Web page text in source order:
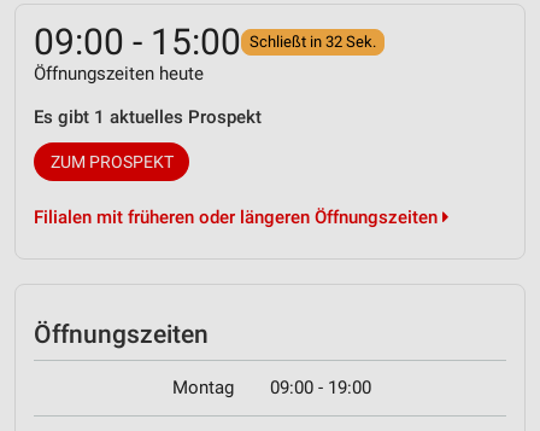
09:00 - 15:00 Schließt in 32 Sek.
Öffnungszeiten heute
Es gibt 1 aktuelles Prospekt
ZUM PROSPEKT
Filialen mit früheren oder längeren Öffnungszeiten
Öffnungszeiten
Montag 09:00 - 19:00